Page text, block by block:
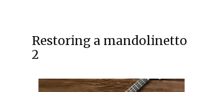
Restoring a mandolinetto
2